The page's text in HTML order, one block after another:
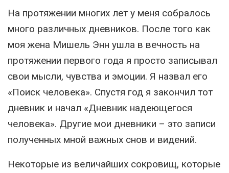
На протяжении многих лет у меня собралось
много различных дневников. После того как
моя жена Мишель Энн ушла в вечность на
протяжении первого года я просто записывал
свои мысли, чувства и эмоции. Я назвал его
«Поиск человека». Спустя год я закончил тот
дневник и начал «Дневник надеющегося
человека». Другие мои дневники – это записи
полученных мной важных снов и видений.
Некоторые из величайших сокровищ, которые